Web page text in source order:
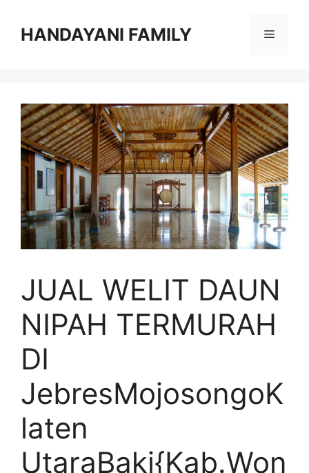
HANDAYANI FAMILY Menu
JUAL WELIT DAUN
NIPAH TERMURAH
DI
JebresMojosongoK
laten
UtaraBaki{Kab.Won